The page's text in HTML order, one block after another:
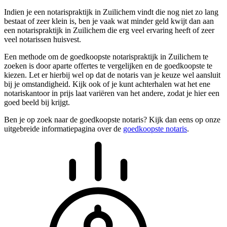
Indien je een notarispraktijk in Zuilichem vindt die nog niet zo lang
bestaat of zeer klein is, ben je vaak wat minder geld kwijt dan aan
een notarispraktijk in Zuilichem die erg veel ervaring heeft of zeer
veel notarissen huisvest.
Een methode om de goedkoopste notarispraktijk in Zuilichem te
zoeken is door aparte offertes te vergelijken en de goedkoopste te
kiezen. Let er hierbij wel op dat de notaris van je keuze wel aansluit
bij je omstandigheid. Kijk ook of je kunt achterhalen wat het ene
notariskantoor in prijs laat variëren van het andere, zodat je hier een
goed beeld bij krijgt.
Ben je op zoek naar de goedkoopste notaris? Kijk dan eens op onze
uitgebreide informatiepagina over de goedkoopste notaris.